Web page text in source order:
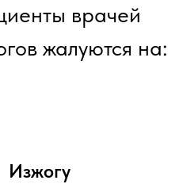
врачей
жалуются на:
Изжогу